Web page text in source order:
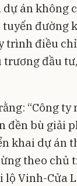
án không
đường
trình điều
đầu
“Công
đền bù giải
khai dự án
theo chủ
Vinh-Cửa